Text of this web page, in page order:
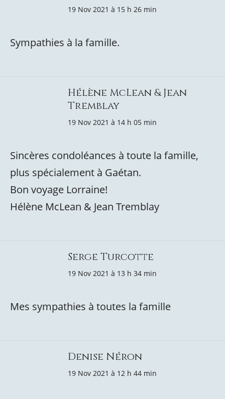
19 Nov 2021 à 15 h 26 min
Sympathies à la famille.
Hélène McLean & Jean
Tremblay
19 Nov 2021 à 14 h 05 min
Sincères condoléances à toute la famille,
plus spécialement à Gaétan.
Bon voyage Lorraine!
Hélène McLean & Jean Tremblay
Serge Turcotte
19 Nov 2021 à 13 h 34 min
Mes sympathies à toutes la famille
Denise Néron
19 Nov 2021 à 12 h 44 min